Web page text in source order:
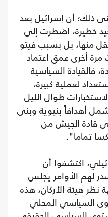
ذلك؛ أن إسرائيل بعد
خطيرة، اضطرت إلى
منها، بل بسبب فيتو
أخرى عمق اعتماد
فالقيادة السياسية
لعملية كبيرة،
طوال الليل
أهدافاً بنيوية وبنى
قادة الجيش من
تماما".
اكتشفوا أن
لهم الأوامر يجلس
هيئة الأركان، هذه
السياسي المحلي